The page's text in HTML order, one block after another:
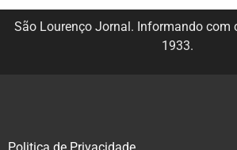
São Lourenço Jornal. Informando com
1933.